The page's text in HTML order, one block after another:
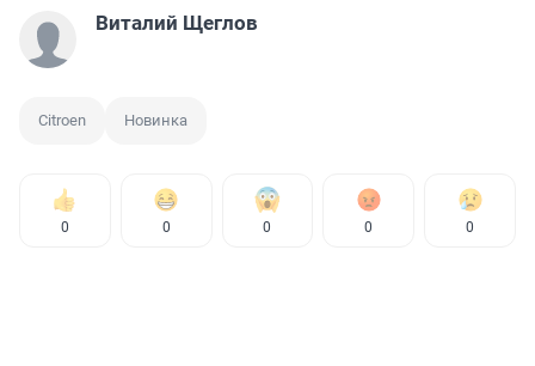
Виталий Щеглов
Citroen Новинка
0 0 0 0 0